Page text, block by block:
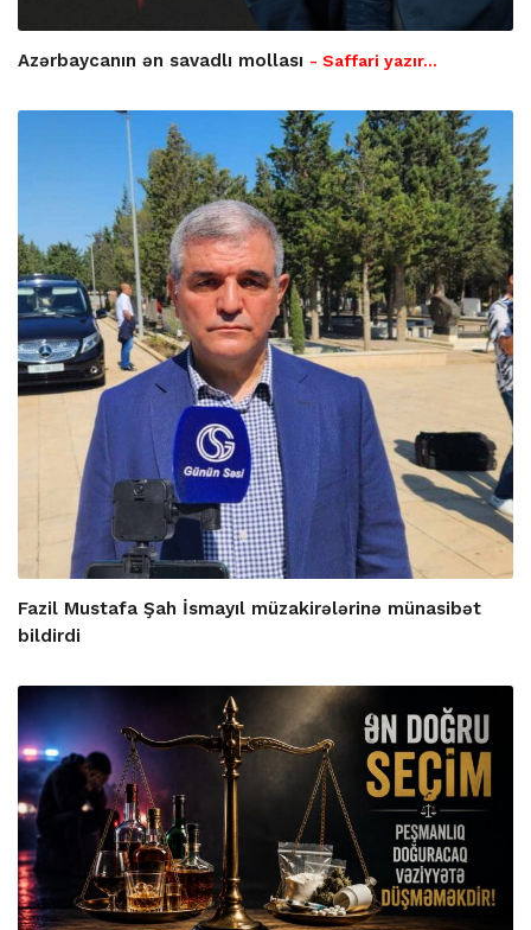
Azərbaycanın ən savadlı mollası - Saffari yazır…
Fazil Mustafa Şah İsmayıl müzakirələrinə münasibət
bildirdi